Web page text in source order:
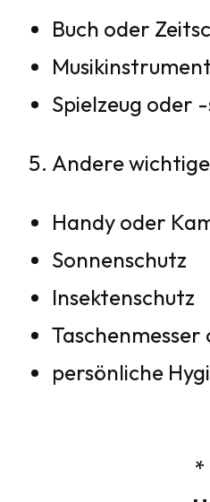
Buch oder
Spielzeug oder
Andere
Handy oder
Sonnenschutz
Insektenschutz
persönliche
*